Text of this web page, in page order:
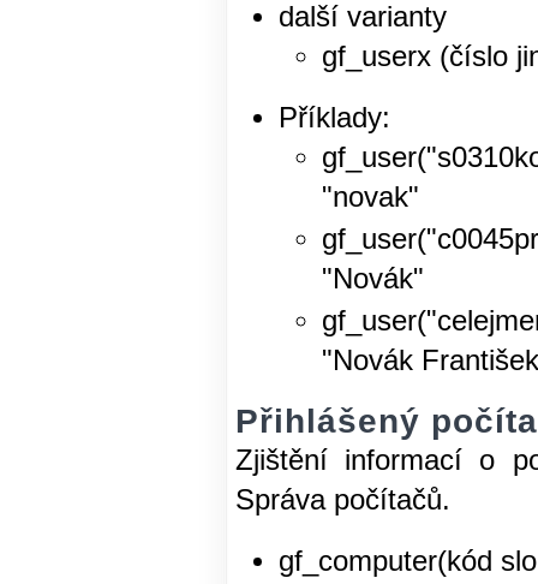
další varianty
gf_userx (číslo
Příklady:
"novak"
"Novák"
"Novák
Přihlášený
Zjištění informací o
Správa počítačů.
gf_computer(kód